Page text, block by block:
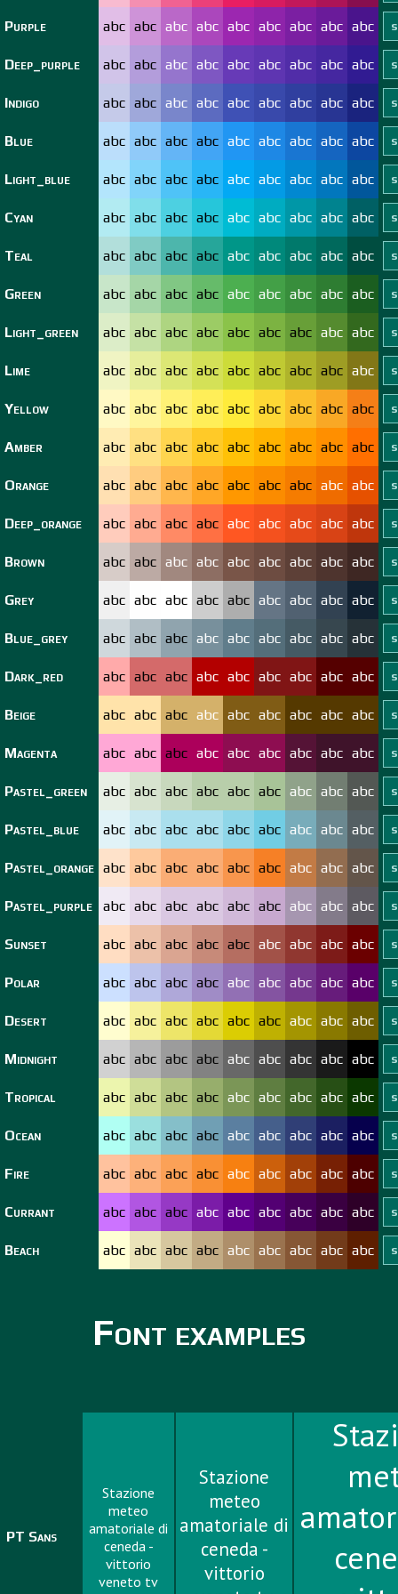
Purple abc abc abc abc abc abc abc abc abc
Deep_purple abc abc abc abc abc abc abc abc abc
Indigo abc abc abc abc abc abc abc abc abc
Blue abc abc abc abc abc abc abc abc abc
Light_blue abc abc abc abc abc abc abc abc abc
Cyan abc abc abc abc abc abc abc abc abc
Teal abc abc abc abc abc abc abc abc abc
Green abc abc abc abc abc abc abc abc abc
Light_green abc abc abc abc abc abc abc abc abc
Lime abc abc abc abc abc abc abc abc abc
Yellow abc abc abc abc abc abc abc abc abc
Amber abc abc abc abc abc abc abc abc abc
Orange abc abc abc abc abc abc abc abc abc
Deep_orange abc abc abc abc abc abc abc abc abc
Brown abc abc abc abc abc abc abc abc abc
Grey abc abc abc abc abc abc abc abc abc
Blue_grey abc abc abc abc abc abc abc abc abc
Dark_red abc abc abc abc abc abc abc abc abc
Beige abc abc abc abc abc abc abc abc abc
Magenta abc abc abc abc abc abc abc abc abc
Pastel_green abc abc abc abc abc abc abc abc abc
Pastel_blue abc abc abc abc abc abc abc abc abc
Pastel_orange abc abc abc abc abc abc abc abc abc
Pastel_purple abc abc abc abc abc abc abc abc abc
Sunset abc abc abc abc abc abc abc abc abc
Polar abc abc abc abc abc abc abc abc abc
Desert abc abc abc abc abc abc abc abc abc
Midnight abc abc abc abc abc abc abc abc abc
Tropical abc abc abc abc abc abc abc abc abc
Ocean abc abc abc abc abc abc abc abc abc
Fire abc abc abc abc abc abc abc abc abc
Currant abc abc abc abc abc abc abc abc abc
Beach abc abc abc abc abc abc abc abc abc
Font examples
PT Sans
Stazione
meteo
amatoriale di
ceneda -
vittorio
veneto tv
Stazione
meteo
amatoriale di
ceneda -
vittorio